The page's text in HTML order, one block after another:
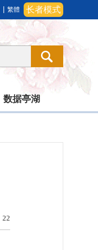
繁體 长者模式
数据亭湖
22